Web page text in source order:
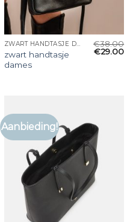
ZWART HANDTASJE DAMES
zwart handtasje
dames
€38.00
€29.00
Aanbieding!